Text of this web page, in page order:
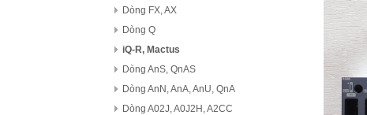
Dòng FX, AX
Dòng Q
iQ-R, Mactus
Dòng AnS, QnAS
Dòng AnN, AnA, AnU, QnA
Dòng A02J, A0J2H, A2CC